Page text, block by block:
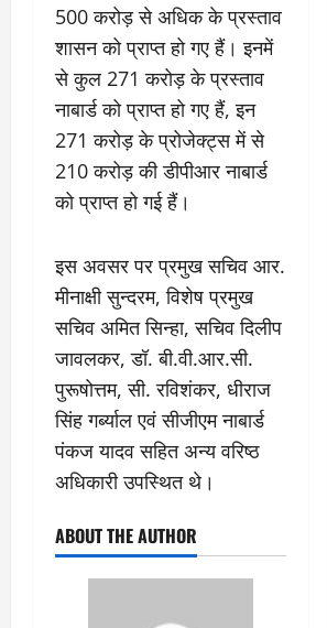
500 करोड़ से अधिक के प्रस्ताव
शासन को प्राप्त हो गए हैं। इनमें
से कुल 271 करोड़ के प्रस्ताव
नाबार्ड को प्राप्त हो गए हैं, इन
271 करोड़ के प्रोजेक्ट्स में से
210 करोड़ की डीपीआर नाबार्ड
को प्राप्त हो गई हैं।
इस अवसर पर प्रमुख सचिव आर.
मीनाक्षी सुन्दरम, विशेष प्रमुख
सचिव अमित सिन्हा, सचिव दिलीप
जावलकर, डॉ. बी.वी.आर.सी.
पुरूषोत्तम, सी. रविशंकर, धीराज
सिंह गर्ब्याल एवं सीजीएम नाबार्ड
पंकज यादव सहित अन्य वरिष्ठ
अधिकारी उपस्थित थे।
ABOUT THE AUTHOR